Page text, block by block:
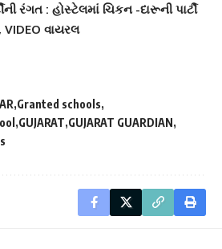
રંગત : હોસ્ટેલમાં ચિકન -દારૂની પાર્ટી
વાયરલ
Granted schools
GUJARAT GUJARAT GUARDIAN